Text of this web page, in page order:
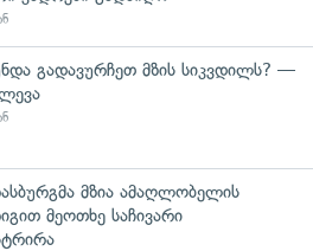
გადავურჩეთ მზის სიკვდილს? —
მზია ამაღლობელის
მეოთხე საჩივარი